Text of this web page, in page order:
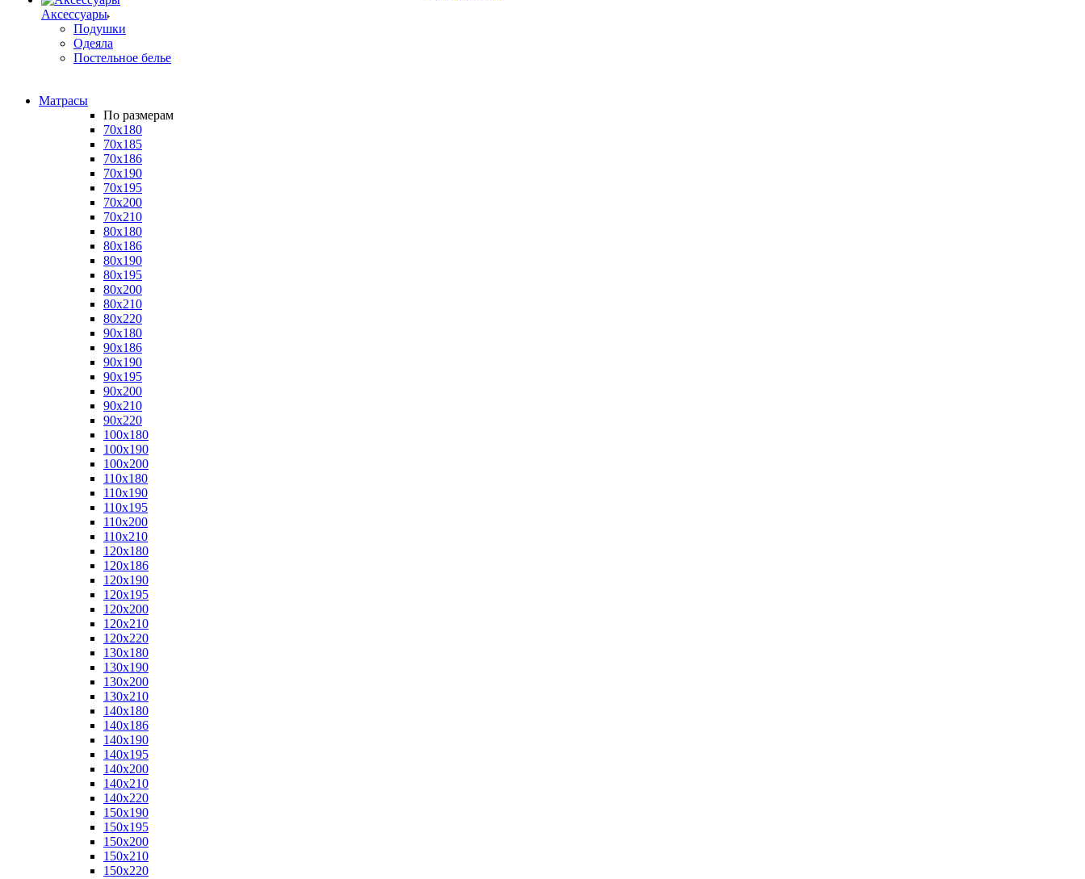
Аксессуары
Подушки
Одеяла
Постельное белье
Матрасы
По размерам
70x180
70x185
70x186
70x190
70x195
70x200
70x210
80x180
80x186
80x190
80x195
80x200
80x210
80x220
90x180
90x186
90x190
90x195
90x200
90x210
90x220
100x180
100x190
100x200
110x180
110x190
110x195
110x200
110x210
120x180
120x186
120x190
120x195
120x200
120x210
120x220
130x180
130x190
130x200
130x210
140x180
140x186
140x190
140x195
140x200
140x210
140x220
150x190
150x195
150x200
150x210
150x220